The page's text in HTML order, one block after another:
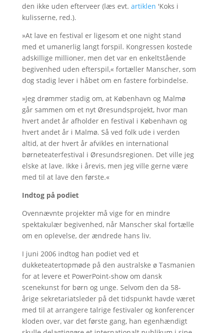
den ikke uden efterveer (læs evt. artiklen 'Koks i
kulisserne, red.).
»At lave en festival er ligesom et one night stand
med et umanerlig langt forspil. Kongressen kostede
adskillige millioner, men det var en enkeltstående
begivenhed uden efterspil,« fortæller Manscher, som
dog stadig lever i håbet om en fastere forbindelse.
»Jeg drømmer stadig om, at København og Malmø
går sammen om et nyt Øresundsprojekt, hvor man
hvert andet år afholder en festival i København og
hvert andet år i Malmø. Så ved folk ude i verden
altid, at der hvert år afvikles en international
børneteaterfestival i Øresundsregionen. Det ville jeg
elske at lave. Ikke i årevis, men jeg ville gerne være
med til at lave den første.«
Indtog på podiet
Ovennævnte projekter må vige for en mindre
spektakulær begivenhed, når Manscher skal fortælle
om en oplevelse, der ændrede hans liv.
I juni 2006 indtog han podiet ved et
dukketeatertopmøde på den australske ø Tasmanien
for at levere et PowerPoint-show om dansk
scenekunst for børn og unge. Selvom den da 58-
årige sekretariatsleder på det tidspunkt havde været
med til at arrangere talrige festivaler og konferencer
kloden over, var det første gang, han egenhændigt